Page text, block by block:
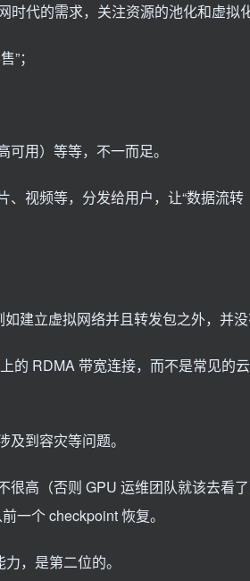
代的需求，关注资源的池化和虚拟化
；
用）等等，不一而足。
视频等，分发给用户，让“数据流转
建立虚拟网络并且转发包之外，并没
的 RDMA 带宽连接，而不是常见的
到容灾等问题。
高（否则 GPU 运维团队就该去看
一个 checkpoint 恢复。
，是第二位的。